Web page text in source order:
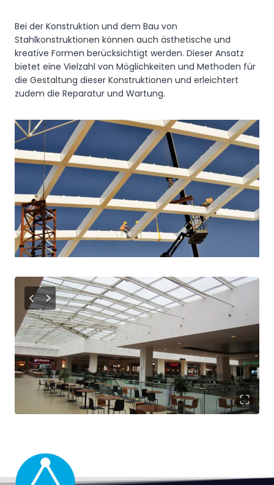
Bei der Konstruktion und dem Bau von
Stahlkonstruktionen können auch ästhetische und
kreative Formen berücksichtigt werden. Dieser Ansatz
bietet eine Vielzahl von Möglichkeiten und Methoden für
die Gestaltung dieser Konstruktionen und erleichtert
zudem die Reparatur und Wartung.